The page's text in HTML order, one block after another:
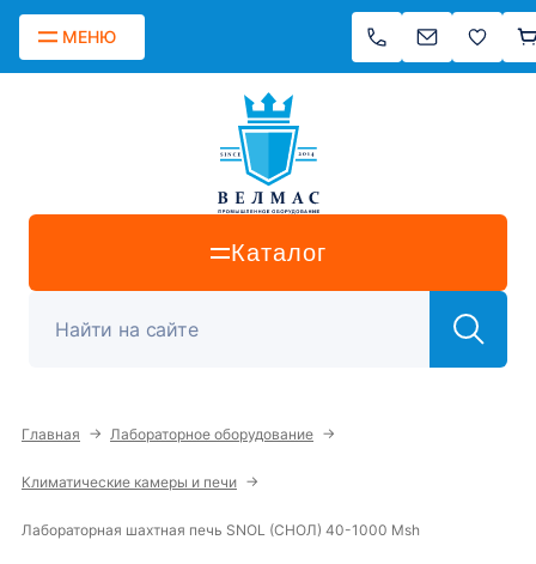
МЕНЮ
Каталог
Главная → Лабораторное оборудование →
Климатические камеры и печи →
Лабораторная шахтная печь SNOL (СНОЛ) 40-1000 Msh